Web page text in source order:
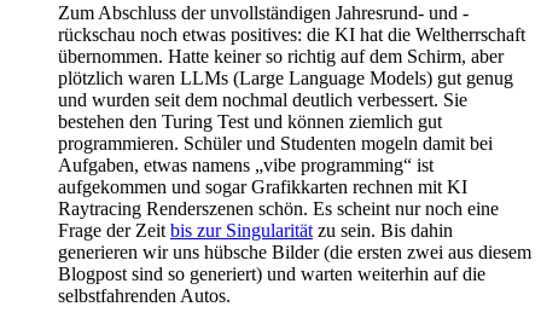
Zum Abschluss der unvollständigen Jahresrund- und -
rückschau noch etwas positives: die KI hat die Weltherrschaft
übernommen. Hatte keiner so richtig auf dem Schirm, aber
plötzlich waren LLMs (Large Language Models) gut genug
und wurden seit dem nochmal deutlich verbessert. Sie
bestehen den Turing Test und können ziemlich gut
programmieren. Schüler und Studenten mogeln damit bei
Aufgaben, etwas namens „vibe programming“ ist
aufgekommen und sogar Grafikkarten rechnen mit KI
Raytracing Renderszenen schön. Es scheint nur noch eine
Frage der Zeit bis zur Singularität zu sein. Bis dahin
generieren wir uns hübsche Bilder (die ersten zwei aus diesem
Blogpost sind so generiert) und warten weiterhin auf die
selbstfahrenden Autos.